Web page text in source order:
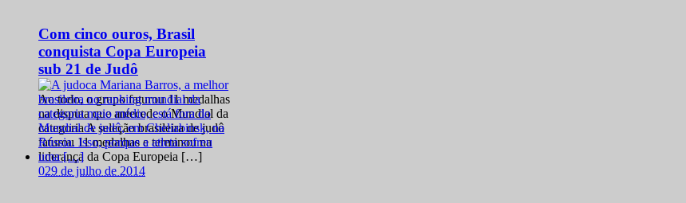
Com cinco ouros, Brasil
conquista Copa Europeia
sub 21 de Judô
Ao todo, o grupo faturou 11 medalhas
na disputa que antecede o Mundial da
categoria A seleção brasileira de judô
faturou 11 medalhas e terminou na
liderança da Copa Europeia […]
029 de julho de 2014